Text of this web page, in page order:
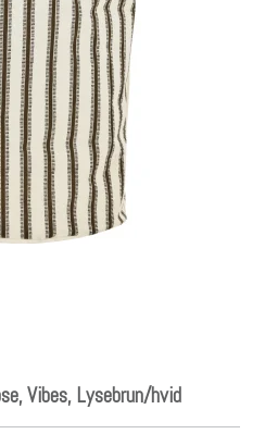
Vibes, Lysebrun/hvid